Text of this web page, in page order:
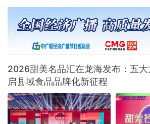
品鉴选购，活动收获广
向。本次活动由当地总工
2026甜美名品汇在龙海发布：五
启县域食品品牌化新征程